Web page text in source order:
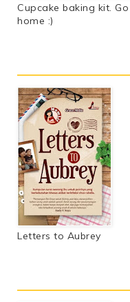
Cupcake baking kit.
home :)
Letters to Aubrey